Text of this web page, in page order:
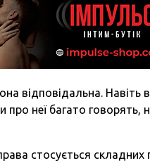
відповідальна.
неї багато говорять,
стосується